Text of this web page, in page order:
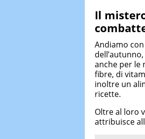
Il
Andiamo
anche per le
fibre, di
inoltre un
ricette.
Oltre al loro
attribuisce